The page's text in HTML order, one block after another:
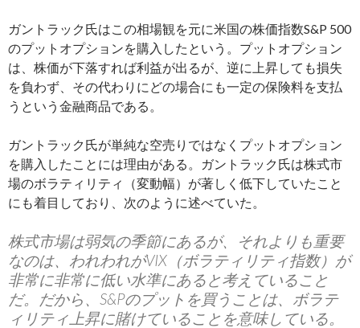
ガントラック氏はこの相場観を元に米国の株価指数S&P 500
のプットオプションを購入したという。プットオプション
は、株価が下落すれば利益が出るが、逆に上昇しても損失
を負わず、その代わりにどの場合にも一定の保険料を支払
うという金融商品である。
ガントラック氏が単純な空売りではなくプットオプション
を購入したことには理由がある。ガントラック氏は株式市
場のボラティリティ（変動幅）が著しく低下していたこと
にも着目しており、次のように述べていた。
株式市場は弱気の季節にあるが、それよりも重要
なのは、われわれがVIX（ボラティリティ指数）が
非常に非常に低い水準にあると考えていること
だ。だから、S&Pのプットを買うことは、ボラテ
ィリティ上昇に賭けていることを意味している。